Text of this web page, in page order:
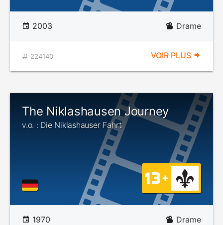
2003 Drame
224140 VOIR PLUS
The Niklashausen Journey
v.o. : Die Niklashauser Fahrt
1970 Drame